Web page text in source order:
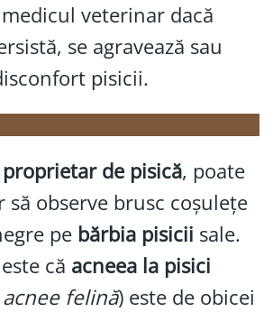
veterinar dacă
se agravează sau
pisicii.
proprietar de pisică, poate
observe brusc coșulețe
pe bărbia pisicii sale.
că acneea la pisici
acnee felină) este de obicei